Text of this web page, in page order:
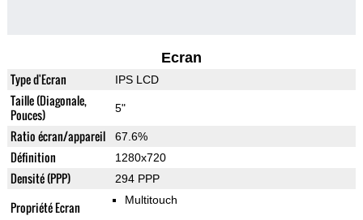
Ecran
Type d'Ecran IPS LCD
Taille (Diagonale,
Pouces)
5"
Ratio écran/appareil 67.6%
Définition 1280x720
Densité (PPP) 294 PPP
Propriété Ecran Multitouch